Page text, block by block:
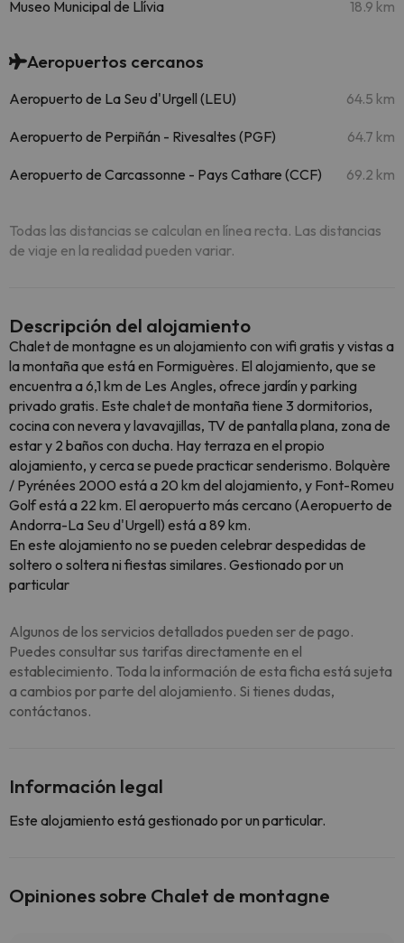
Museo Municipal de Llívia 18.9 km
Aeropuertos cercanos
Aeropuerto de La Seu d'Urgell (LEU) 64.5 km
Aeropuerto de Perpiñán - Rivesaltes (PGF) 64.7 km
Aeropuerto de Carcassonne - Pays Cathare (CCF) 69.2 km
Todas las distancias se calculan en línea recta. Las distancias
de viaje en la realidad pueden variar.
Descripción del alojamiento
Chalet de montagne es un alojamiento con wifi gratis y vistas a
la montaña que está en Formiguères. El alojamiento, que se
encuentra a 6,1 km de Les Angles, ofrece jardín y parking
privado gratis. Este chalet de montaña tiene 3 dormitorios,
cocina con nevera y lavavajillas, TV de pantalla plana, zona de
estar y 2 baños con ducha. Hay terraza en el propio
alojamiento, y cerca se puede practicar senderismo. Bolquère
/ Pyrénées 2000 está a 20 km del alojamiento, y Font-Romeu
Golf está a 22 km. El aeropuerto más cercano (Aeropuerto de
Andorra-La Seu d'Urgell) está a 89 km.
En este alojamiento no se pueden celebrar despedidas de
soltero o soltera ni fiestas similares. Gestionado por un
particular
Algunos de los servicios detallados pueden ser de pago.
Puedes consultar sus tarifas directamente en el
establecimiento. Toda la información de esta ficha está sujeta
a cambios por parte del alojamiento. Si tienes dudas,
contáctanos.
Información legal
Este alojamiento está gestionado por un particular.
Opiniones sobre Chalet de montagne